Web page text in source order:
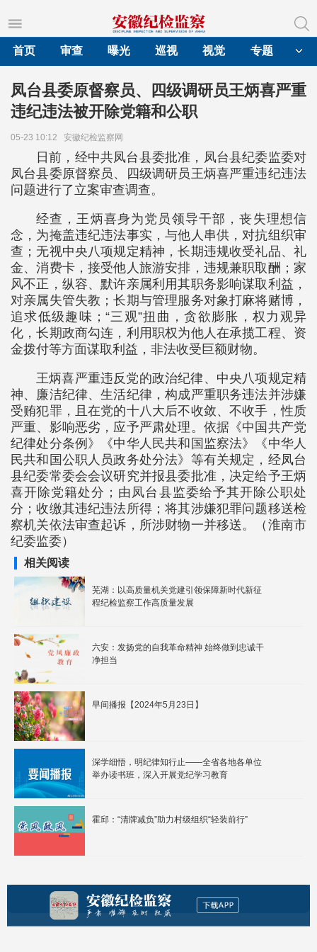
首页
审查 曝光 巡视 视觉 专题
凤台县委原督察员、四级调研员王炳喜严重
违纪违法被开除党籍和公职
05-23 10:12 安徽纪检监察网
日前，经中共凤台县委批准，凤台县纪委监委对
凤台县委原督察员、四级调研员王炳喜严重违纪违法
问题进行了立案审查调查。
经查，王炳喜身为党员领导干部，丧失理想信
念，为掩盖违纪违法事实，与他人串供，对抗组织审
查；无视中央八项规定精神，长期违规收受礼品、礼
金、消费卡，接受他人旅游安排，违规兼职取酬；家
风不正，纵容、默许亲属利用其职务影响谋取利益，
对亲属失管失教；长期与管理服务对象打麻将赌博，
追求低级趣味；“三观”扭曲，贪欲膨胀，权力观异
化，长期政商勾连，利用职权为他人在承揽工程、资
金拨付等方面谋取利益，非法收受巨额财物。
王炳喜严重违反党的政治纪律、中央八项规定精
神、廉洁纪律、生活纪律，构成严重职务违法并涉嫌
受贿犯罪，且在党的十八大后不收敛、不收手，性质
严重、影响恶劣，应予严肃处理。依据《中国共产党
纪律处分条例》《中华人民共和国监察法》《中华人
民共和国公职人员政务处分法》等有关规定，经凤台
县纪委常委会会议研究并报县委批准，决定给予王炳
喜开除党籍处分；由凤台县监委给予其开除公职处
分；收缴其违纪违法所得；将其涉嫌犯罪问题移送检
察机关依法审查起诉，所涉财物一并移送。（淮南市
纪委监委）
相关阅读
芜湖：以高质量机关党建引领保障新时代新征
程纪检监察工作高质量发展
六安：发扬党的自我革命精神 始终做到忠诚干
净担当
早间播报【2024年5月23日】
深学细悟，明纪律知行止——全省各地各单位
举办读书班，深入开展党纪学习教育
霍邱：“清牌减负”助力村级组织“轻装前行”